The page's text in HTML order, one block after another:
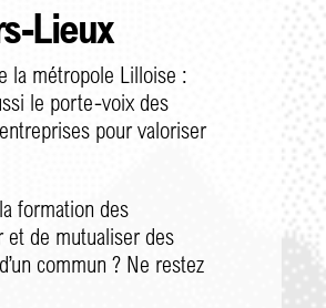
Lieux
la métropole Lilloise :
le porte-voix des
pour valoriser
formation des
de mutualiser des
commun ? Ne restez